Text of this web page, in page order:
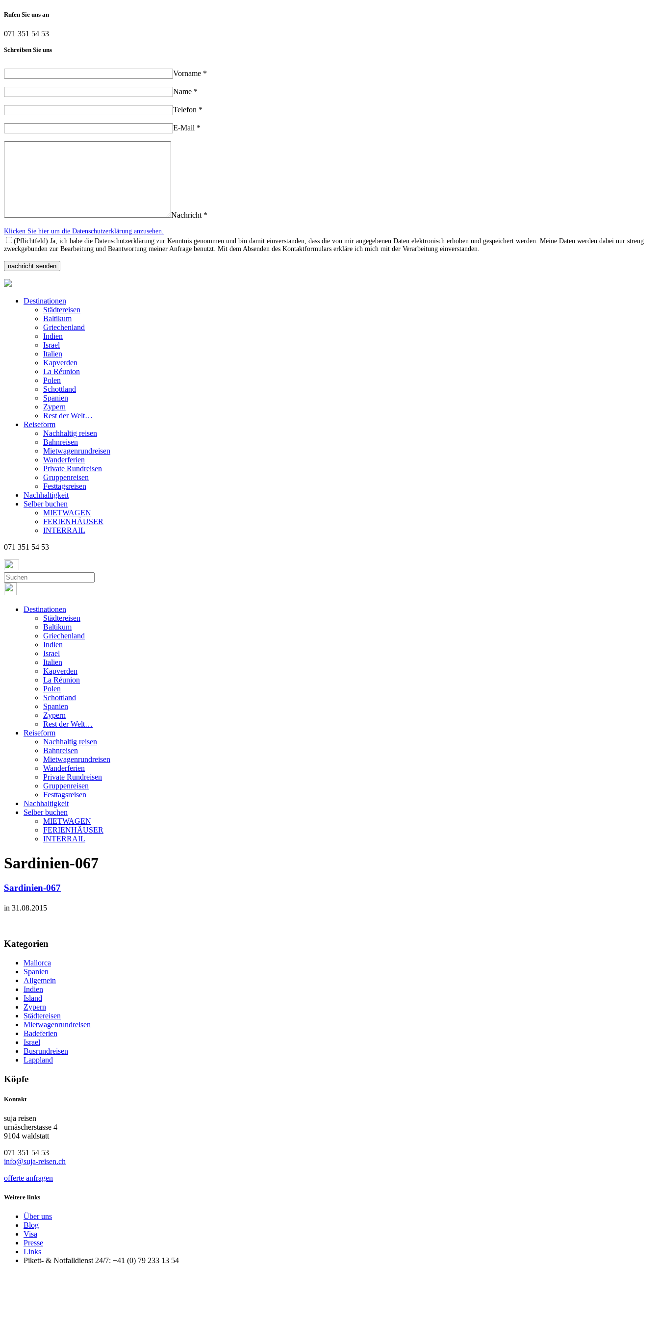
Rufen Sie uns an
071 351 54 53
Schreiben Sie uns
Vorname *
Name *
Telefon *
E-Mail *
Nachricht *
Klicken Sie hier um die Datenschutzerklärung anzusehen.
(Pflichtfeld) Ja, ich habe die Datenschutzerklärung zur Kenntnis genommen und bin damit einverstanden, dass die von mir angegebenen Daten elektronisch erhoben und gespeichert werden. Meine Daten werden dabei nur streng
zweckgebunden zur Bearbeitung und Beantwortung meiner Anfrage benutzt. Mit dem Absenden des Kontaktformulars erkläre ich mich mit der Verarbeitung einverstanden.
Destinationen
Städtereisen
Baltikum
Griechenland
Indien
Israel
Italien
Kapverden
La Réunion
Polen
Schottland
Spanien
Zypern
Rest der Welt…
Reiseform
Nachhaltig reisen
Bahnreisen
Mietwagenrundreisen
Wanderferien
Private Rundreisen
Gruppenreisen
Festtagsreisen
Nachhaltigkeit
Selber buchen
MIETWAGEN
FERIENHÄUSER
INTERRAIL
071 351 54 53
Destinationen
Städtereisen
Baltikum
Griechenland
Indien
Israel
Italien
Kapverden
La Réunion
Polen
Schottland
Spanien
Zypern
Rest der Welt…
Reiseform
Nachhaltig reisen
Bahnreisen
Mietwagenrundreisen
Wanderferien
Private Rundreisen
Gruppenreisen
Festtagsreisen
Nachhaltigkeit
Selber buchen
MIETWAGEN
FERIENHÄUSER
INTERRAIL
Sardinien-067
Sardinien-067
in 31.08.2015
Kategorien
Mallorca
Spanien
Allgemein
Indien
Island
Zypern
Städtereisen
Mietwagenrundreisen
Badeferien
Israel
Busrundreisen
Lappland
Köpfe
Kontakt
suja reisen
urnäscherstasse 4
9104 waldstatt
071 351 54 53
info@suja-reisen.ch
offerte anfragen
Weitere links
Über uns
Blog
Visa
Presse
Links
Pikett- & Notfalldienst 24/7: +41 (0) 79 233 13 54